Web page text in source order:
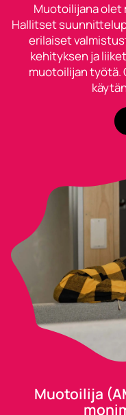
Muotoilijana olet
Hallitset
erilaiset
kehityksen ja
muotoilijan työtä.
Muotoilija